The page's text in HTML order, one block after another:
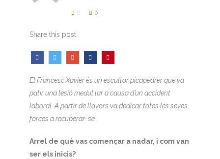
0 0
Share this post
El Francesc Xavier és un escultor picapedrer que va
patir una lesió medul·lar a causa d’un accident
laboral. A partir de llavors va dedicar totes les seves
forces a recuperar-se.
Arrel de què vas començar a nadar, i com van
ser els inicis?